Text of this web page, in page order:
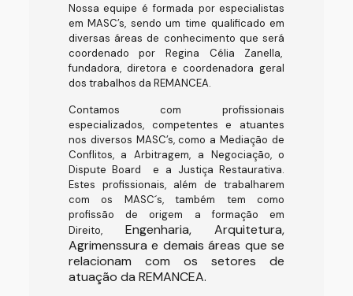
Nossa equipe é formada por especialistas
em MASC’s, sendo um time qualificado em
diversas áreas de conhecimento que será
coordenado por Regina Célia Zanella,
fundadora, diretora e coordenadora geral
dos trabalhos da REMANCEA.
Contamos comprofissionais
especializados, competentes e atuantes
nos diversos MASC’s, como a Mediação de
Conflitos, a Arbitragem, a Negociação, o
Dispute Board e a Justiça Restaurativa.
Estes profissionais, além de trabalharem
com os MASC´s, também tem como
profissão de origem a formação em
Direito,Engenharia, Arquitetura,
Agrimenssura e demais áreas que se
relacionam com os setores de
atuação da REMANCEA.